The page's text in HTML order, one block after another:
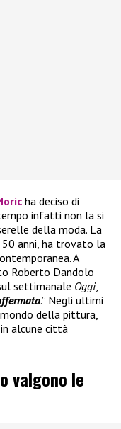
ha deciso di
infatti non la si
della moda. La
50 anni, ha trovato la
A
Roberto Dandolo
settimanale Oggi,
.” Negli ultimi
della pittura,
alcune città
valgono le